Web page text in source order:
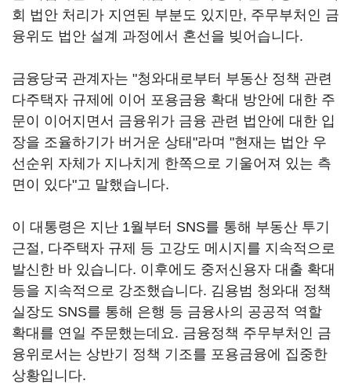
회 법안 처리가 지연된 부분도 있지만, 주무부처인 금
융위도 법안 설계 과정에서 혼선을 빚어습니다.
금융당국 관계자는 "청와대로부터 부동산 정책 관련
다주택자 규제에 이어 포용금융 확대 방안에 대한 주
문이 이어지면서 금융위가 금융 관련 법안에 대한 입
장을 조율하기가 버거운 상태"라며 "현재는 법안 우
선순위 자체가 지나치게 한쪽으로 기울어져 있는 측
면이 있다"고 말했습니다.
이 대통령은 지난 1월부터 SNS를 통해 부동산 투기
근절, 다주택자 규제 등 고강도 메시지를 지속적으로
발신한 바 있습니다. 이후에도 중저신용자 대출 확대
등을 지속적으로 강조했습니다. 김용범 청와대 정책
실장도 SNS를 통해 은행 등 금융사의 공공적 역할
확대를 연일 주문했는데요. 금융정책 주무부처인 금
융위로서는 상반기 정책 기조를 포용금융에 집중한
상황입니다.